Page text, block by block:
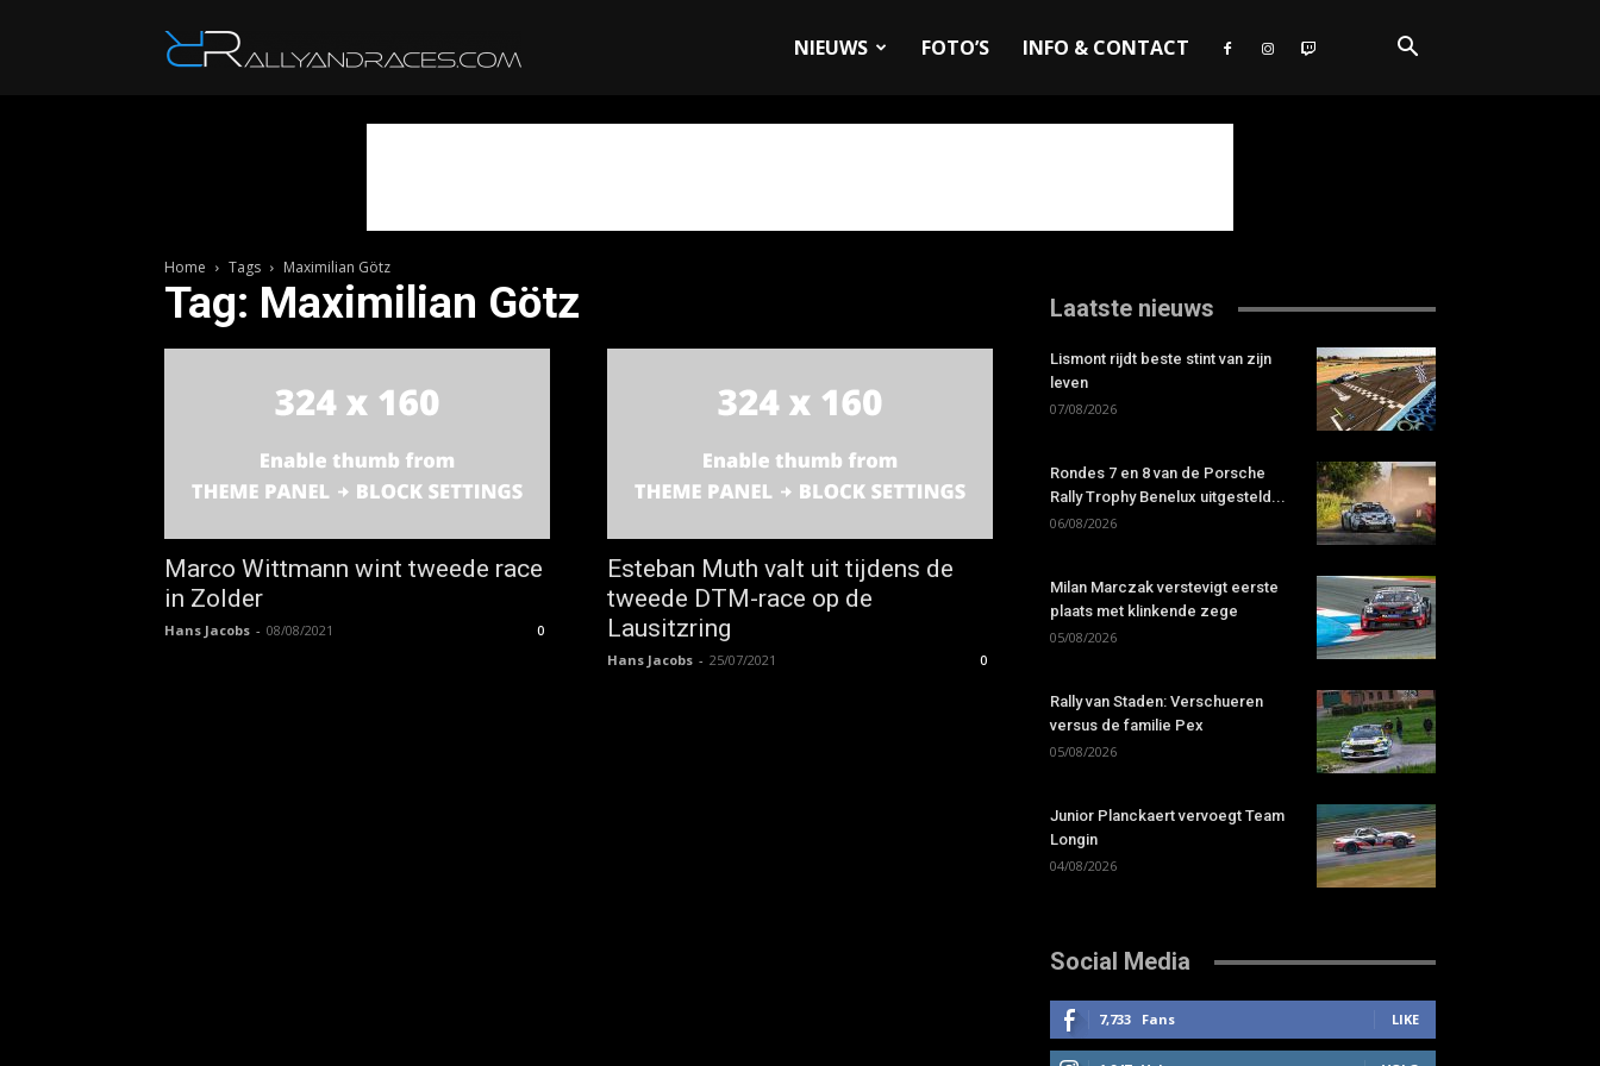
NIEUWS FOTO’S INFO & CONTACT
Home Tags Maximilian Götz
Tag: Maximilian Götz
Marco Wittmann wint tweede race
in Zolder
Hans Jacobs - 08/08/2021 0
Esteban Muth valt uit tijdens de
tweede DTM-race op de
Lausitzring
Hans Jacobs - 25/07/2021 0
Laatste nieuws
Lismont rijdt beste stint van zijn
leven
07/08/2026
Rondes 7 en 8 van de Porsche
Rally Trophy Benelux uitgesteld...
06/08/2026
Milan Marczak verstevigt eerste
plaats met klinkende zege
05/08/2026
Rally van Staden: Verschueren
versus de familie Pex
05/08/2026
Junior Planckaert vervoegt Team
Longin
04/08/2026
Social Media
7,733 Fans LIKE